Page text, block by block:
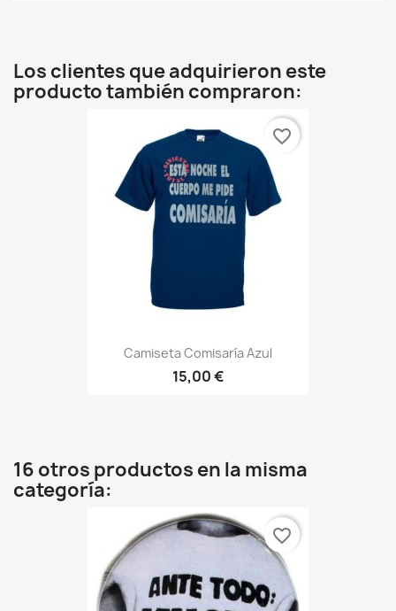
Los clientes que adquirieron este
producto también compraron:
Camiseta Comisaría Azul
15,00 €
favorite_border
16 otros productos en la misma
categoría:
favorite_border